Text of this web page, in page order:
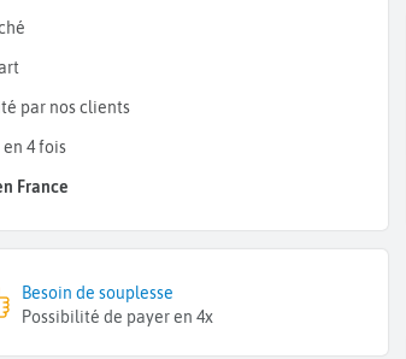
par nos clients
4 fois
France
Besoin de souplesse
Possibilité de payer en 4x